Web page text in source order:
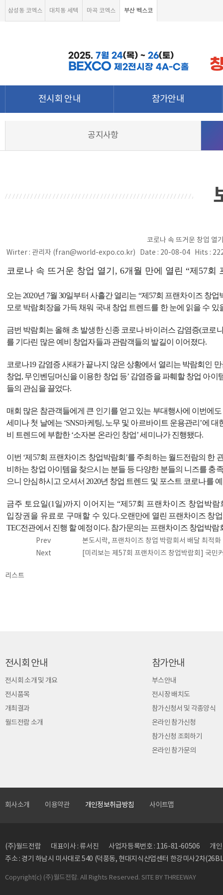
삼성동 코엑스 대치동 세텍 마곡 코엑스 부산 벡스코
2025. 7월 24(목) ~ 26(토)
BEXCO 제2전시장 4A-C홀
전시회 안내 참가안내
온라인 참가문의
공지사항
코로나 속 뜨거운 창업 열
Wirter : 관리자 (fran@world-expo.co.kr) Date : 20-08-04 Hits :
코로나 속 뜨거운 창업 열기, 6개월 만에 열린 “제57
오는 2020년 7월 30일부터 사흘간 열리는 “제57회 프랜차이즈 창
모로 박람회장을 가득 채워 국내 창업 트렌드를 한 눈에 읽을 수 있
금번 박람회는 올해 초 발생한 신종 코로나 바이러스 감염증(코로
를 기다린 많은 예비 창업자들과 관람객들의 발길이 이어졌다.
코로나19 감염증 사태가 끝나지 않은 상황에서 열리는 박람회인
창업, 무인벤딩머신을 이용한 창업 등’ 감염증을 파훼할 창업 아
들의 관심을 끌었다.
매회 많은 참관객들에게 큰 인기를 얻고 있는 부대행사에 이번에
세미나 첫 날에는 ‘SNS마케팅, 노무 및 아르바이트 운용관리’에
비 트렌드에 부합한 ‘소자본 온라인 창업’ 세미나가 진행됐다.
이번 ‘제57회 프랜차이즈 창업박람회’를 주최하는 월드전람의
비하는 창업 아이템을 찾으시는 분들 등 다양한 분들의 니즈를 충
으니 안심하시고 오셔서 2020년 창업 트렌드 및 포스트 코로나를
금주 토요일(1일)까지 이어지는 “제57회 프랜차이즈 창업박
입장권을 유료로 구매할 수 있다.오랜만에 열린 프랜차이즈 창
TEC전관에서 진행 할 예정이다. 참가문의는 프랜차이즈 창업박
Prev
본도시락, 프랜차이즈 창업 박람회서 배달 최적
Next
[미리보는 제57회 프랜차이즈 창업박람회] 국민
리스트
전시회 안내
전시회 소개 및 개요
전시품목
개최결과
월드전람 소개
참가안내
부스안내
전시장 배치도
참가신청서 및 각종양식
온라인 참가신청
참가신청 조회하기
온라인 참가문의
회사소개 이용약관 개인정보취급방침 사이트맵
(주)월드전람 대표이사 : 류서진 사업자등록번호 : 116-81-60506
개
주소 : 경기 하남시 미사대로 540 (덕풍동, 현대지식산업센터 한강미사2차
Copyright(c) (주)월드전람. All Rights Reserved. SITE BY THREEWAY